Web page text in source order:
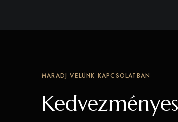
MARADJ VELÜNK KAPCSOLATBAN
Kedvezményes